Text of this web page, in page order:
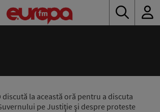
discută la această oră pentru a discuta
pe Justiţie şi despre proteste